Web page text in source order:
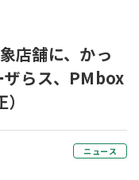
店舗に、かっ
ザらス、PMbox
ニュース